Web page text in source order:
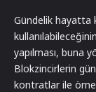
Gündelik hayatta
yapılması, buna
Blokzincirlerin
kontratlar ile